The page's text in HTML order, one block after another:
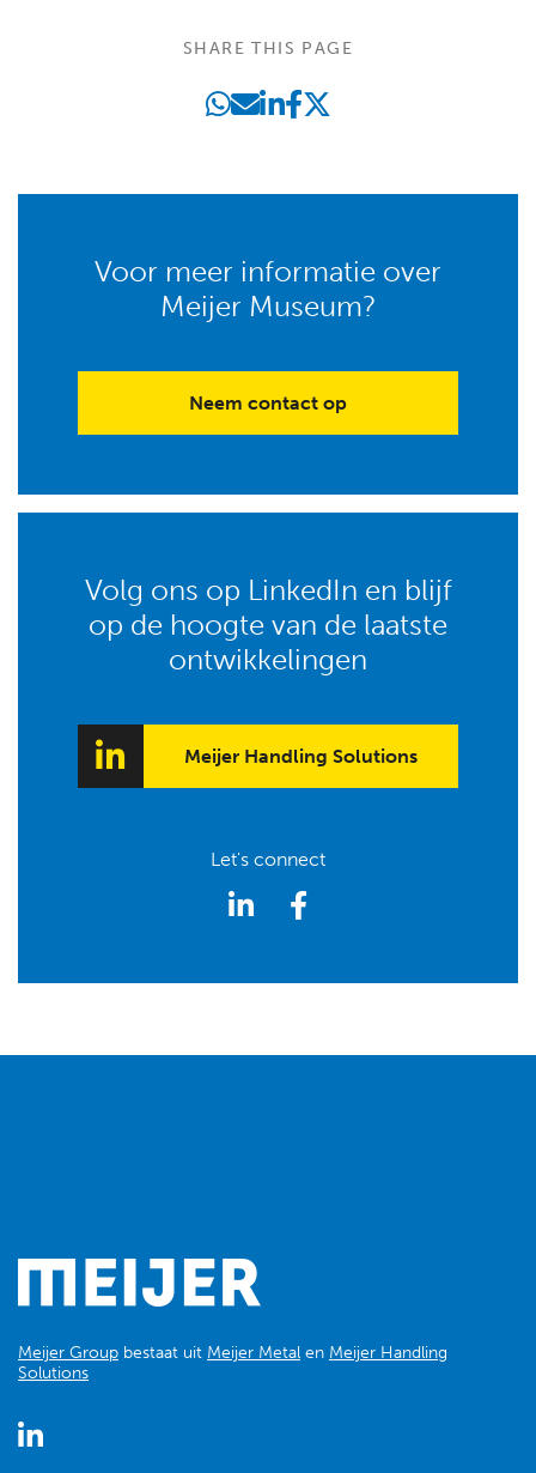
SHARE THIS PAGE
Voor meer informatie over
Meijer Museum?
Neem contact op
Volg ons op LinkedIn en blijf
op de hoogte van de laatste
ontwikkelingen
Meijer Handling Solutions
Let's connect
Meijer Group bestaat uit Meijer Metal en Meijer Handling
Solutions